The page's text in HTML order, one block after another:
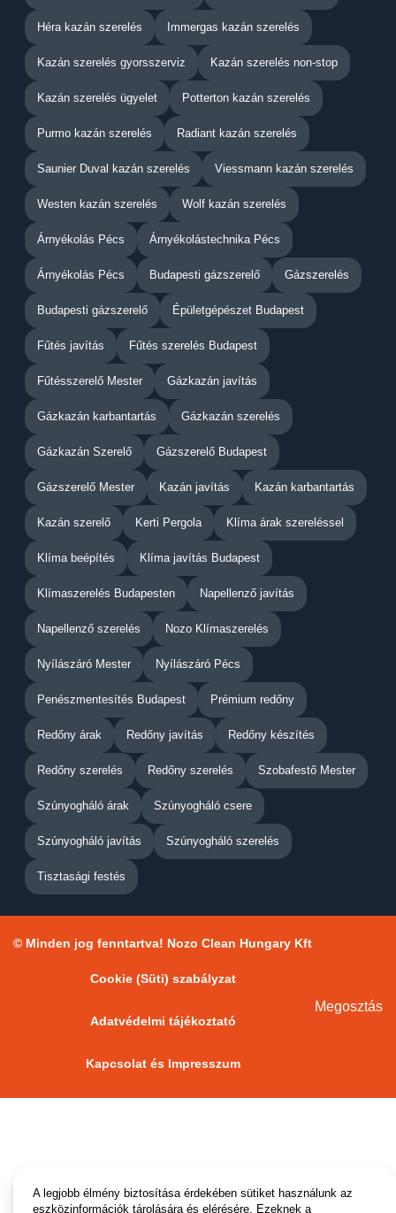
Héra kazán szerelés Immergas kazán szerelés
Kazán szerelés gyorsszerviz Kazán szerelés non-stop
Kazán szerelés ügyelet Potterton kazán szerelés
Purmo kazán szerelés Radiant kazán szerelés
Saunier Duval kazán szerelés Viessmann kazán szerelés
Westen kazán szerelés Wolf kazán szerelés
Árnyékolás Pécs Árnyékolástechnika Pécs
Árnyékolás Pécs Budapesti gázszerelő Gázszerelés
Budapesti gázszerelő Épületgépészet Budapest
Fűtés javítás Fűtés szerelés Budapest
Fűtésszerelő Mester Gázkazán javítás
Gázkazán karbantartás Gázkazán szerelés
Gázkazán Szerelő Gázszerelő Budapest
Gázszerelő Mester Kazán javítás Kazán karbantartás
Kazán szerelő Kerti Pergola Klíma árak szereléssel
Klíma beépítés Klíma javítás Budapest
Klímaszerelés Budapesten Napellenző javítás
Napellenző szerelés Nozo Klímaszerelés
Nyílászáró Mester Nyílászáró Pécs
Penészmentesítés Budapest Prémium redőny
Redőny árak Redőny javítás Redőny készítés
Redőny szerelés Redőny szerelés Szobafestő Mester
Szúnyogháló árak Szúnyogháló csere
Szúnyogháló javítás Szúnyogháló szerelés
Tisztasági festés
© Minden jog fenntartva! Nozo Clean Hungary Kft
Cookie (Süti) szabályzat
Adatvédelmi tájékoztató
Kapcsolat és Impresszum
Megosztás
A legjobb élmény biztosítása érdekében sütiket használunk az
eszközinformációk tárolására és elérésére. Ezeknek a